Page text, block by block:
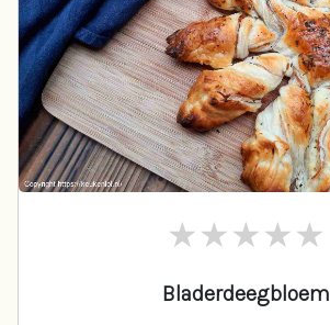
Bladerdeegbloem